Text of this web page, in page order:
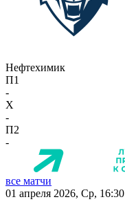
Нефтехимик
П1
-
X
-
П2
-
все матчи
01 апреля 2026, Ср, 16:30